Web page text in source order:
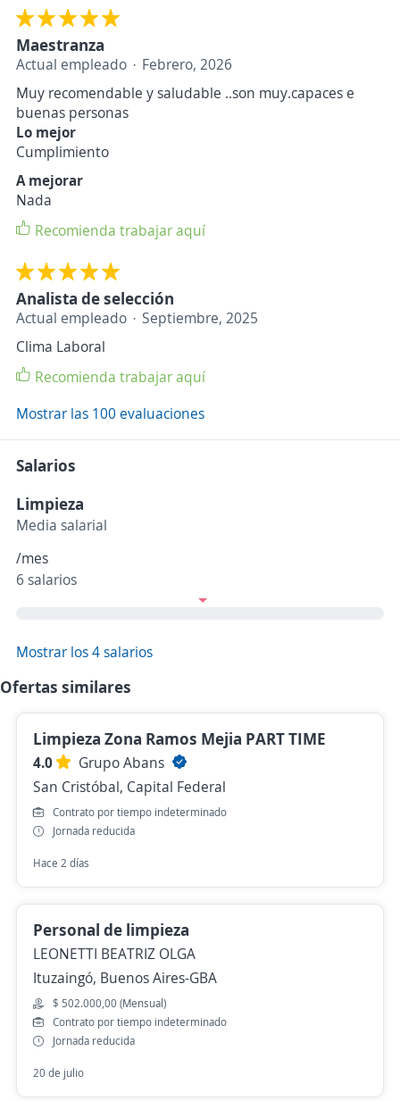
Maestranza
Actual empleado
Febrero, 2026
Muy recomendable y saludable ..son muy.capaces e
buenas personas
Lo mejor
Cumplimiento
A mejorar
Nada
Recomienda trabajar aquí
Analista de selección
Actual empleado
Septiembre, 2025
Clima Laboral
Recomienda trabajar aquí
Mostrar las 100 evaluaciones
Salarios
Limpieza
Media salarial
/mes
6 salarios
Mostrar los 4 salarios
Ofertas similares
Limpieza Zona Ramos Mejia PART TIME
4.0
Grupo Abans
San Cristóbal, Capital Federal
Contrato por tiempo indeterminado
Jornada reducida
Hace 2 días
Personal de limpieza
LEONETTI BEATRIZ OLGA
Ituzaingó, Buenos Aires-GBA
$ 502.000,00 (Mensual)
Contrato por tiempo indeterminado
Jornada reducida
20 de julio